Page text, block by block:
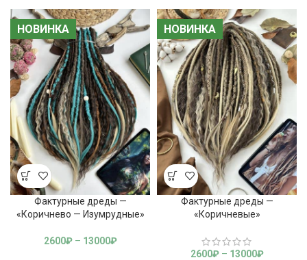
НОВИНКА
НОВИНКА
Фактурные дреды —
«Коричнево — Изумрудные»
2600₽ – 13000₽
НОВИНКА
НОВИНКА
Фактурные дреды —
«Коричневые»
2600₽ – 13000₽